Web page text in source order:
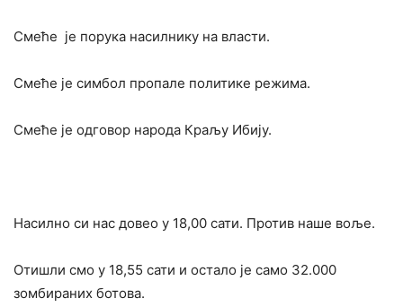
Смеће је порука насилнику на власти.
Смеће је симбол пропале политике режима.
Смеће је одговор народа Краљу Ибију.
Насилно си нас довео у 18,00 сати. Против наше воље.
Отишли смо у 18,55 сати и остало је само 32.000
зомбираних ботова.